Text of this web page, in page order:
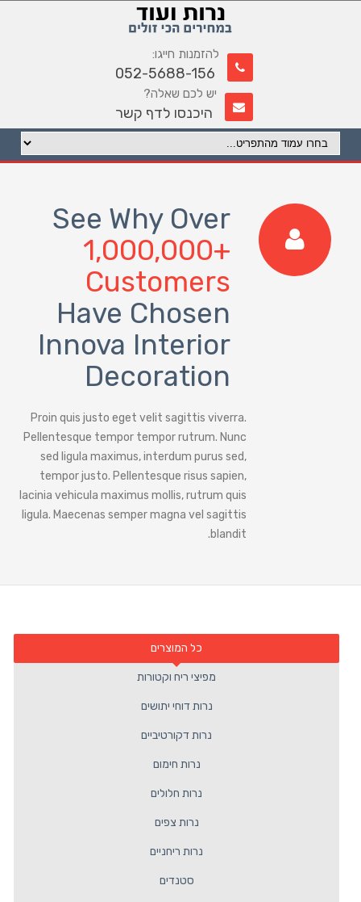
להזמנות חייגו:
052-5688-156
יש לכם שאלה?
היכנסו לדף קשר
See Why Over
1,000,000+
Customers
Have Chosen
Innova Interior
Decoration
Proin quis justo eget velit sagittis viverra.
Pellentesque tempor tempor rutrum. Nunc
sed ligula maximus, interdum purus sed,
tempor justo. Pellentesque risus sapien,
lacinia vehicula maximus mollis, rutrum quis
ligula. Maecenas semper magna vel sagittis
blandit.
כל המוצרים
מפיצי ריח וקטורות
נרות דוחי יתושים
נרות דקורטיביים
נרות חימום
נרות חלולים
נרות צפים
נרות ריחניים
סטנדים